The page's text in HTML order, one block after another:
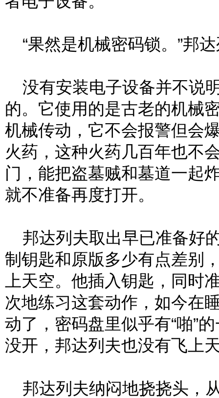
“果然是机械密码锁。”邦
没有安装电子设备并不说
的。它使用的是古老的机械
机械传动，它不会报警但会
火药，这种火药几百年也不
门，能把盗墓贼和墓道一起
就不准备再度打开。
邦达列夫取出早已准备好
制钥匙和原版多少有点差别
上天空。他插入钥匙，同时
次地练习这套动作，如今在
动了，密码盘里似乎有“啪”
没开，邦达列夫也没有飞上
邦达列夫纳闷地挠挠头，